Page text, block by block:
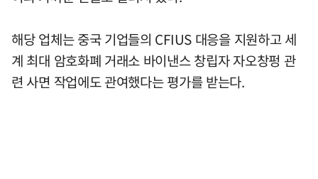
해당 업체는 중국 기업들의 CFIUS 대응을 지원하고 세
계 최대 암호화폐 거래소 바이낸스 창립자 자오창펑 관
련 사면 작업에도 관여했다는 평가를 받는다.